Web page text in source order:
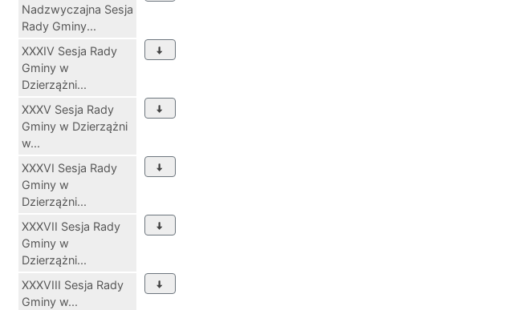
Nadzwyczajna Sesja
Rady Gminy...
XXXIV Sesja Rady
Gminy w
Dzierzążni...
XXXV Sesja Rady
Gminy w Dzierzążni
w...
XXXVI Sesja Rady
Gminy w
Dzierzążni...
XXXVII Sesja Rady
Gminy w
Dzierzążni...
XXXVIII Sesja Rady
Gminy w...